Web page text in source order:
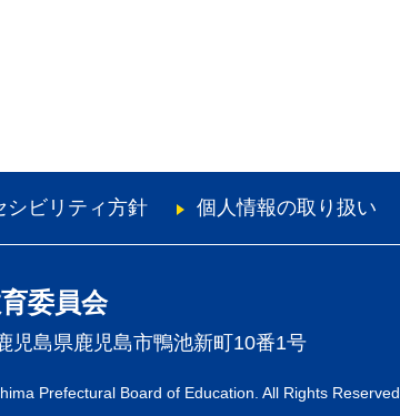
シビリティ方針 個人情報の取り扱い
委員会
児島県鹿児島市鴨池新町10番1号
Prefectural Board of Education. All Rights Reserved.